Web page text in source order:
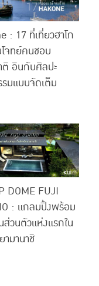
: 17 ที่เที่ยวฮาโก
จทย์คนชอบ
ติ อินกับศิลปะ
มแบบจัดเต็ม
DOME FUJI
: แกลมปิ้งพร้อม
ส่วนตัวแห่งแรกใน
ามานาชิ